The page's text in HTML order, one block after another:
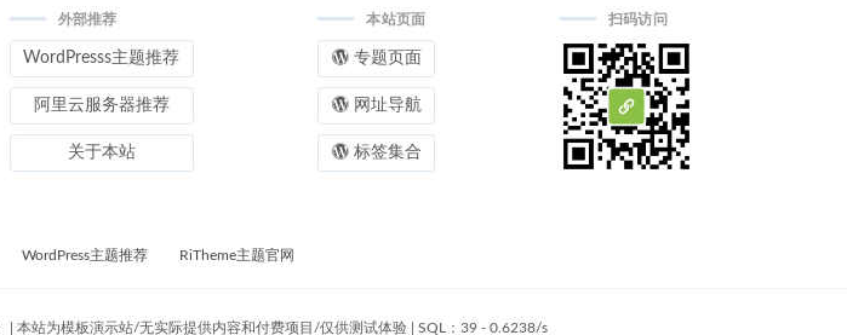
外部推荐
WordPresss主题推荐
阿里云服务器推荐
关于本站
本站页面
专题页面
网址导航
标签集合
扫码访问
WordPress主题推荐 RiTheme主题官网
本站为模板演示站/无实际提供内容和付费项目/仅供测试体验 SQL：39 - 0.6238/s